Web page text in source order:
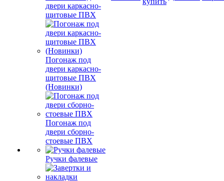
двери каркасно-
щитовые ПВХ
Погонаж под
двери каркасно-
щитовые ПВХ
(Новинки)
Погонаж под
двери сборно-
стоевые ПВХ
Ручки фалевые